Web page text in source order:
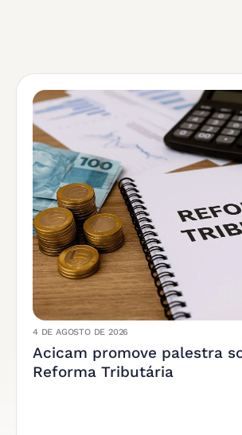
4 DE AGOSTO DE 2026
Acicam promove palestra
Reforma Tributária